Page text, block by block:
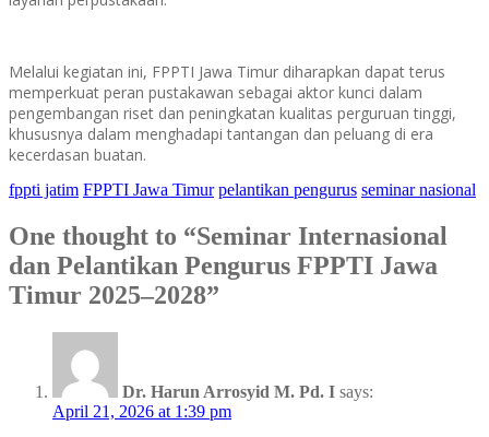
Melalui kegiatan ini, FPPTI Jawa Timur diharapkan dapat terus
memperkuat peran pustakawan sebagai aktor kunci dalam
pengembangan riset dan peningkatan kualitas perguruan tinggi,
khususnya dalam menghadapi tantangan dan peluang di era
kecerdasan buatan.
fppti jatim FPPTI Jawa Timur pelantikan pengurus seminar nasional
One thought to “Seminar Internasional
dan Pelantikan Pengurus FPPTI Jawa
Timur 2025–2028”
Dr. Harun Arrosyid M. Pd. I says:
April 21, 2026 at 1:39 pm